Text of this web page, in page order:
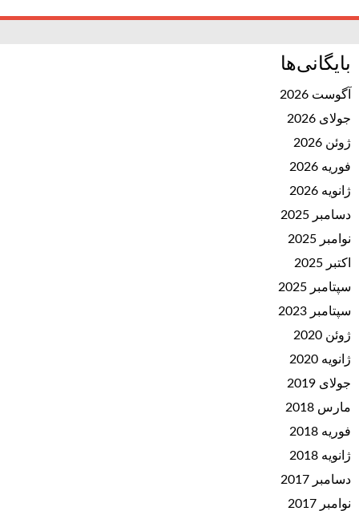
بایگانی‌ها
آگوست 2026
جولای 2026
ژوئن 2026
فوریه 2026
ژانویه 2026
دسامبر 2025
نوامبر 2025
اکتبر 2025
سپتامبر 2025
سپتامبر 2023
ژوئن 2020
ژانویه 2020
جولای 2019
مارس 2018
فوریه 2018
ژانویه 2018
دسامبر 2017
نوامبر 2017